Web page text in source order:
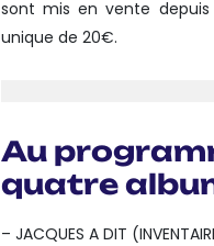
sont mis en vente depuis
unique de 20€.
Au
quatre
– JACQUES A DIT